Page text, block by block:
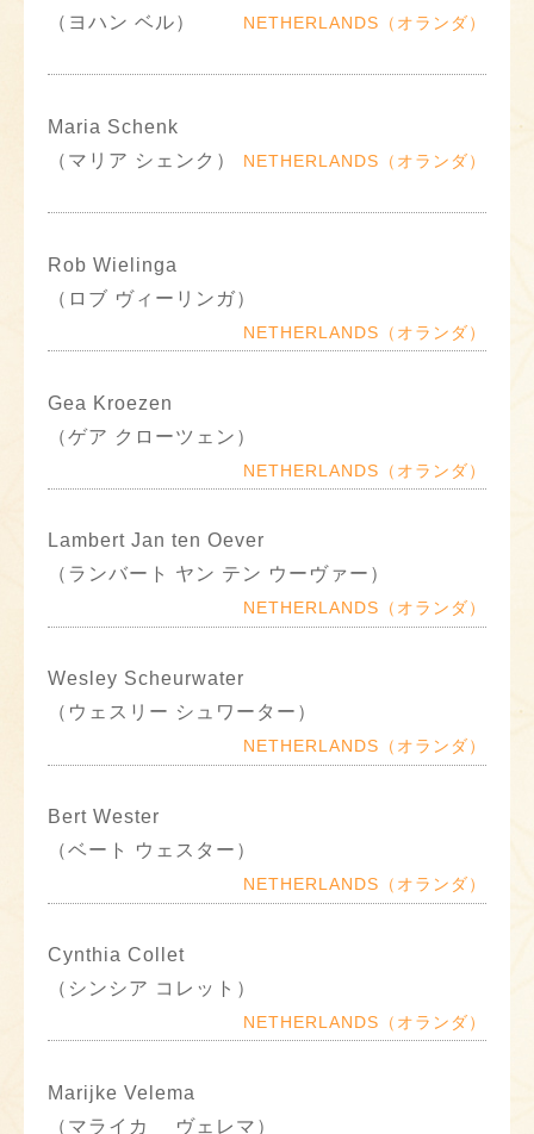
（ヨハン ベル）
NETHERLANDS（オランダ）
Maria Schenk
（マリア シェンク）
NETHERLANDS（オランダ）
Rob Wielinga
（ロブ ヴィーリンガ）
NETHERLANDS（オランダ）
Gea Kroezen
（ゲア クローツェン）
NETHERLANDS（オランダ）
Lambert Jan ten Oever
（ランバート ヤン テン ウーヴァー）
NETHERLANDS（オランダ）
Wesley Scheurwater
（ウェスリー シュワーター）
NETHERLANDS（オランダ）
Bert Wester
（ベート ウェスター）
NETHERLANDS（オランダ）
Cynthia Collet
（シンシア コレット）
NETHERLANDS（オランダ）
Marijke Velema
（マライカ ヴェレマ）